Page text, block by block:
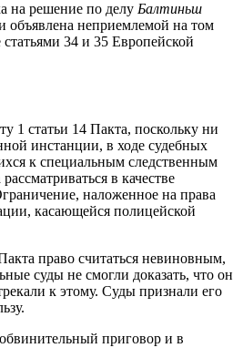
на решение по делу Балтиньш
объявлена неприемлемой на том
34 и 35 Европейской
1 статьи 14 Пакта, поскольку ни
инстанции, в ходе судебных
к специальным следственным
в качестве
наложенное на права
касающейся полицейской
право считаться невиновным,
суды не смогли доказать, что он
к этому. Суды признали его
приговор и в